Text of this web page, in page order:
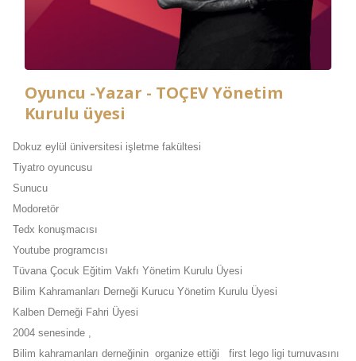
Oyuncu -Yazar - TOÇEV Yönetim
Kurulu üyesi
Dokuz eylül üniversitesi işletme fakültesi
Tiyatro oyuncusu
Sunucu
Modoretör
Tedx konuşmacısı
Youtube programcısı
Tüvana Çocuk Eğitim Vakfı Yönetim Kurulu Üyesi
Bilim Kahramanları Derneği Kurucu Yönetim Kurulu Üyesi
Kalben Derneği Fahri Üyesi
2004 senesinde ,
Bilim kahramanları derneğinin organize ettiği first lego ligi turnuvasını